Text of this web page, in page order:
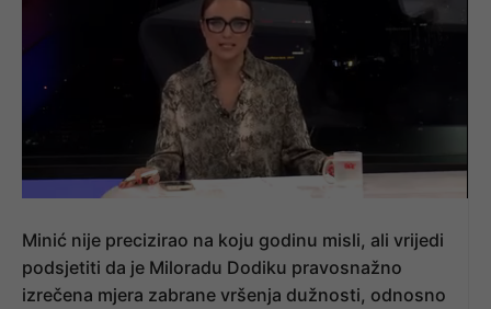
Minić nije precizirao na koju godinu misli, ali vrijedi
podsjetiti da je Miloradu Dodiku pravosnažno
izrečena mjera zabrane vršenja dužnosti, odnosno